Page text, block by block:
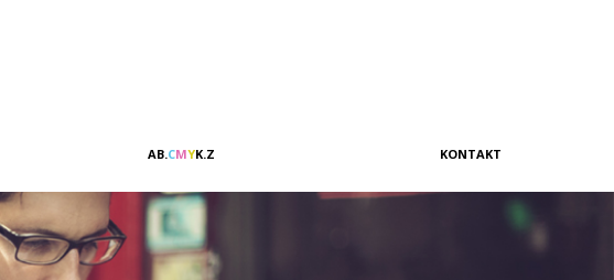
AB.CMYK.Z KONTAKT
Vertrieb & Marketing